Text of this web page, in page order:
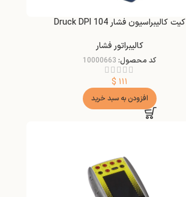
کیت کالیبراسیون فشار Druck DPI 104
کالیبراتور فشار
کد محصول: 10000663
$ ۱۱۱
افزودن به سبد خرید